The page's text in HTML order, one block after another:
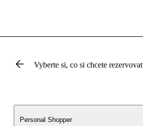
Vyberte si, co si chcete rezervovat
Personal Shopper